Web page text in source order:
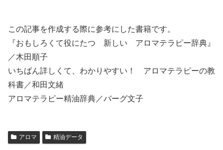
この記事を作成する際に参考にした書籍です。
『おもしろくて役にたつ 新しい アロマテラピー辞典』
／木田順子
いちばん詳しくて、わかりやすい！ アロマテラピーの教
科書／和田文緒
アロマテラピー精油辞典／バーグ文子
アロマ 精油データ